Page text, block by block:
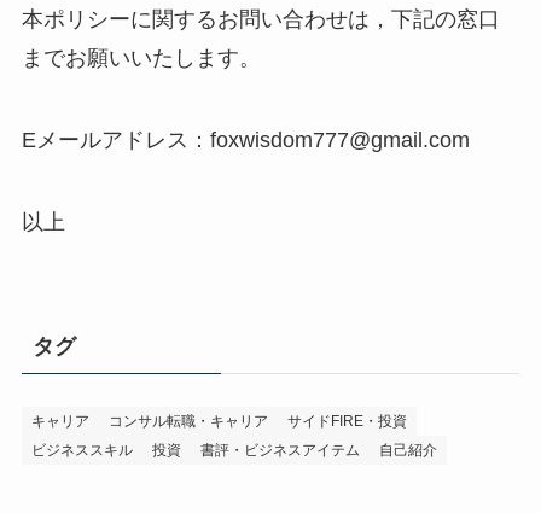
本ポリシーに関するお問い合わせは，下記の窓口
までお願いいたします。
Eメールアドレス：foxwisdom777@gmail.com
以上
タグ
キャリア コンサル転職・キャリア
サイドFIRE・投資
ビジネススキル
投資 書評・ビジネスアイテム 自己紹介